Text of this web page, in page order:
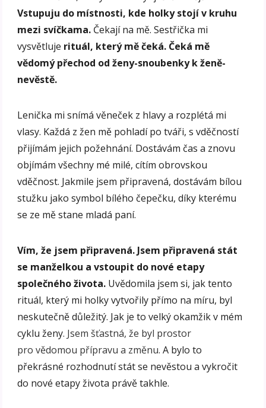
Vstupuju do místnosti, kde holky stojí v kruhu
mezi svíčkama. Čekají na mě. Sestřička mi
vysvětluje rituál, který mě čeká. Čeká mě
vědomý přechod od ženy-snoubenky k ženě-
nevěstě.
Lenička mi snímá věneček z hlavy a rozplétá mi
vlasy. Každá z žen mě pohladí po tváři, s vděčností
přijímám jejich požehnání. Dostávám čas a znovu
objímám všechny mé milé, cítím obrovskou
vděčnost. Jakmile jsem připravená, dostávám bílou
stužku jako symbol bílého čepečku, díky kterému
se ze mě stane mladá paní.
Vím, že jsem připravená. Jsem připravená stát
se manželkou a vstoupit do nové etapy
společného života. Uvědomila jsem si, jak tento
rituál, který mi holky vytvořily přímo na míru, byl
neskutečně důležitý. Jak je to velký okamžik v mém
cyklu ženy. Jsem šťastná, že byl prostor
pro vědomou přípravu a změnu.A bylo to
překrásné rozhodnutí stát se nevěstou a vykročit
do nové etapy života právě takhle.